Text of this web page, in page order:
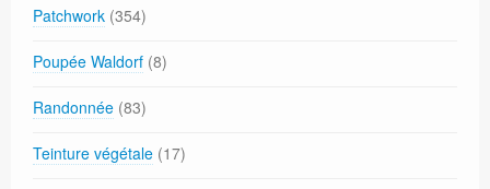
Patchwork (354)
Poupée Waldorf (8)
Randonnée (83)
Teinture végétale (17)